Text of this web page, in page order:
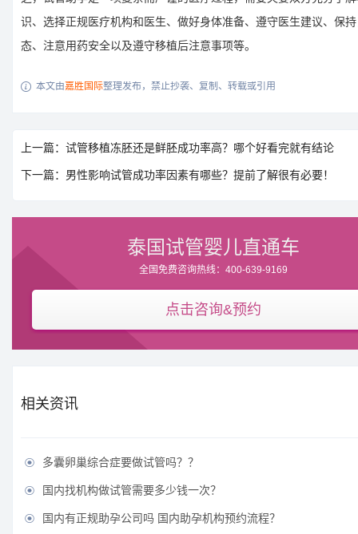
识、选择正规医疗机构和医生、做好身体准备、遵守医生建议、保
态、注意用药安全以及遵守移植后注意事项等。
 本文由嘉胜国际整理发布，禁止抄袭、复制、转载或引用
上一篇：试管移植冻胚还是鲜胚成功率高？哪个好看完就有结论
下一篇：男性影响试管成功率因素有哪些？提前了解很有必要！
泰国试管婴儿直通车
全国免费咨询热线：400-639-9169
点击咨询&预约
相关资讯
 多囊卵巢综合症要做试管吗？？
 国内找机构做试管需要多少钱一次？
 国内有正规助孕公司吗 国内助孕机构预约流程？